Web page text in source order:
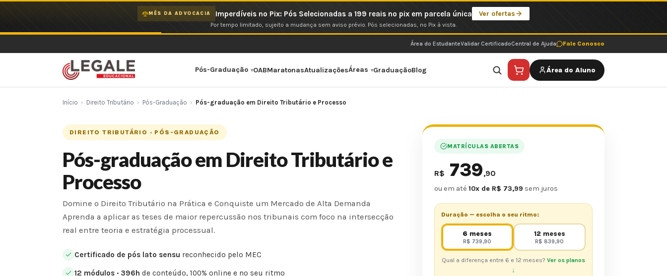
MÊS DA ADVOCACIA Imperdíveis no Pix: Pós Selecionadas a 199 reais no pix em parcela única Ver ofertas
Por tempo limitado, sujeito a mudança sem aviso prévio. Pós selecionadas, no Pix à vista.
Área do EstudanteValidar CertificadoCentral de Ajuda Fale Conosco
Pós-Graduação OABMaratonasAtualizaçõesÁreas GraduaçãoBlog Área do Aluno
Início › Direito Tributário › Pós-Graduação › Pós-graduação em Direito Tributário e Processo
DIREITO TRIBUTÁRIO · PÓS-GRADUAÇÃO
Pós-graduação em Direito Tributário e
Processo
Domine o Direito Tributário na Prática e Conquiste um Mercado de Alta Demanda
Aprenda a aplicar as teses de maior repercussão nos tribunais com foco na intersecção
real entre teoria e estratégia processual.
Certificado de pós lato sensu reconhecido pelo MEC
12 módulos · 396h de conteúdo, 100% online e no seu ritmo
MATRÍCULAS ABERTAS
R$ 739,90
ou em até10x de R$ 73,99 sem juros
Duração — escolha o seu ritmo:
6 meses
R$ 739,90
12 meses
R$ 839,90
Qual a diferença entre 6 e 12 meses?Ver os planos
↓